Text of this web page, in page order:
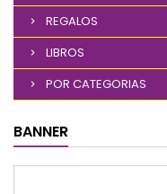
REGALOS
LIBROS
POR CATEGORIAS
BANNER